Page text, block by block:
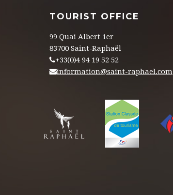
TOURIST OFFICE
99 Quai Albert 1er
83700 Saint-Raphaël
+33(0)4 94 19 52 52
information@saint-raphael.com